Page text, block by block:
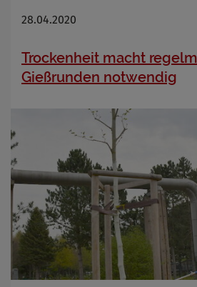
28.04.2020
Trockenheit macht
Gießrunden notwendig